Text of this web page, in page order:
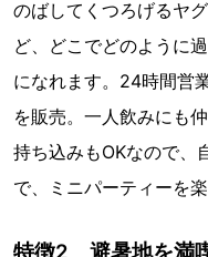
のばしてくつろげるヤ
ど、どこでどのように
になれます。24時間営
を販売。一人飲みにも
持ち込みもOKなので、
で、ミニパーティーを楽
特徴2 避暑地を満